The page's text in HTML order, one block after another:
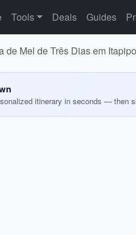
Tools Deals Guides
de Mel de Três Dias em
itinerary in seconds — then